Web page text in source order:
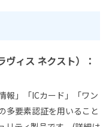
ヴィス ネクスト）：
報」「ICカード」「ワン
多要素認証を用いること